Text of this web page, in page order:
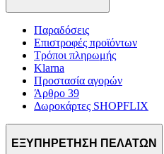
Παραδόσεις
Επιστροφές προϊόντων
Τρόποι πληρωμής
Klarna
Προστασία αγορών
Άρθρο 39
Δωροκάρτες SHOPFLIX
ΕΞΥΠΗΡΕΤΗΣΗ ΠΕΛΑΤΩΝ